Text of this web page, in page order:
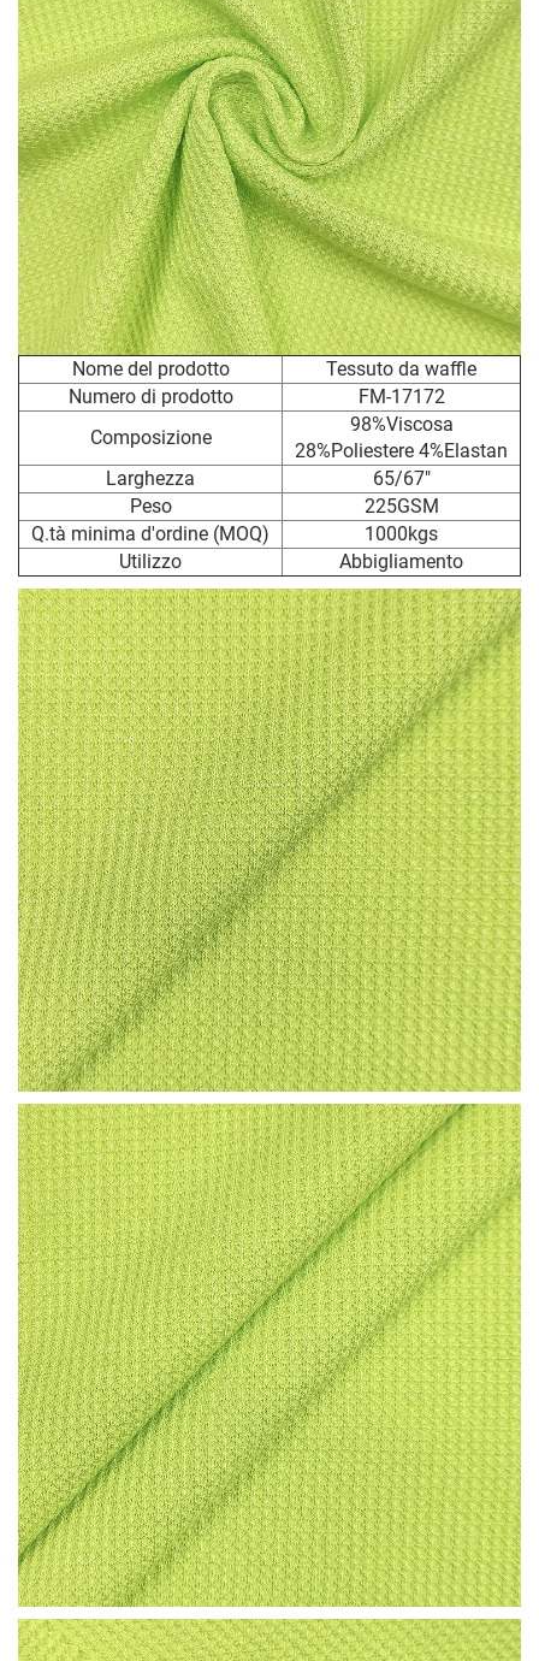
Nome del prodotto
Tessuto da waffle
Numero di prodotto
FM-17172
Composizione
98%Viscosa
28%Poliestere 4%Elastan
Larghezza
65/67"
Peso
225GSM
Q.tà minima d'ordine (MOQ)
1000kgs
Utilizzo
Abbigliamento